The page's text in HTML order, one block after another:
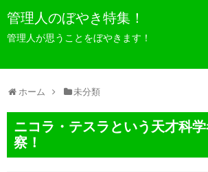
管理人のぼやき特集！
管理人が思うことをぼやきます！
ホーム 未分類
ニコラ・テスラという天才科
察！